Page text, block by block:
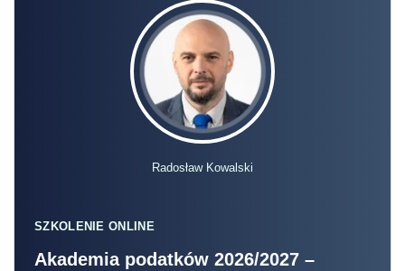
Radosław Kowalski
SZKOLENIE ONLINE
Akademia podatków 2026/2027 –